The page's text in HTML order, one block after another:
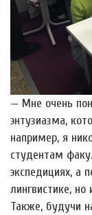
— Мне очень
энтузиазма,
например, я
студентам
экспедициях, а
лингвистике,
Также, будучи